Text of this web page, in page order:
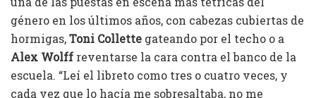
género en los últimos años, con cabezas cubiertas de
hormigas,Toni Collette gateando por el techo o a
Alex Wolff reventarse la cara contra el banco de la
escuela. “Leí el libreto como tres o cuatro veces, y
cada vez que lo hacía me sobresaltaba, no me